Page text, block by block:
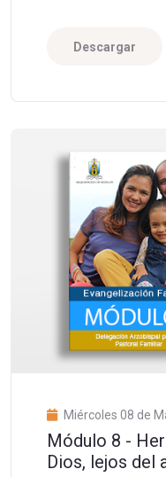
Descargar
Miércoles 08 de
Módulo 8 -
Dios, lejos del